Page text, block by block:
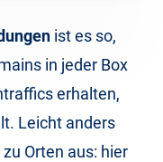
ist es so,
in jeder Box
erhalten,
Leicht anders
Orten aus: hier